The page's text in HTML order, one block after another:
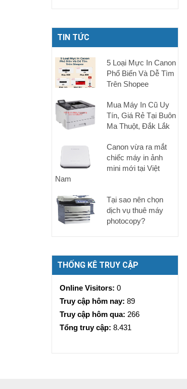
TIN TỨC
5 Loại Mực In Canon
Phổ Biến Và Dễ Tìm
Trên Shopee
Mua Máy In Cũ Uy
Tín, Giá Rẻ Tại Buôn
Ma Thuột, Đắk Lắk
Canon vừa ra mắt
chiếc máy in ảnh
mini mới tại Việt
Nam
Tại sao nên chọn
dịch vụ thuê máy
photocopy?
THỐNG KÊ TRUY CẬP
Online Visitors: 0
Truy cập hôm nay: 89
Truy cập hôm qua: 266
Tổng truy cập: 8.431